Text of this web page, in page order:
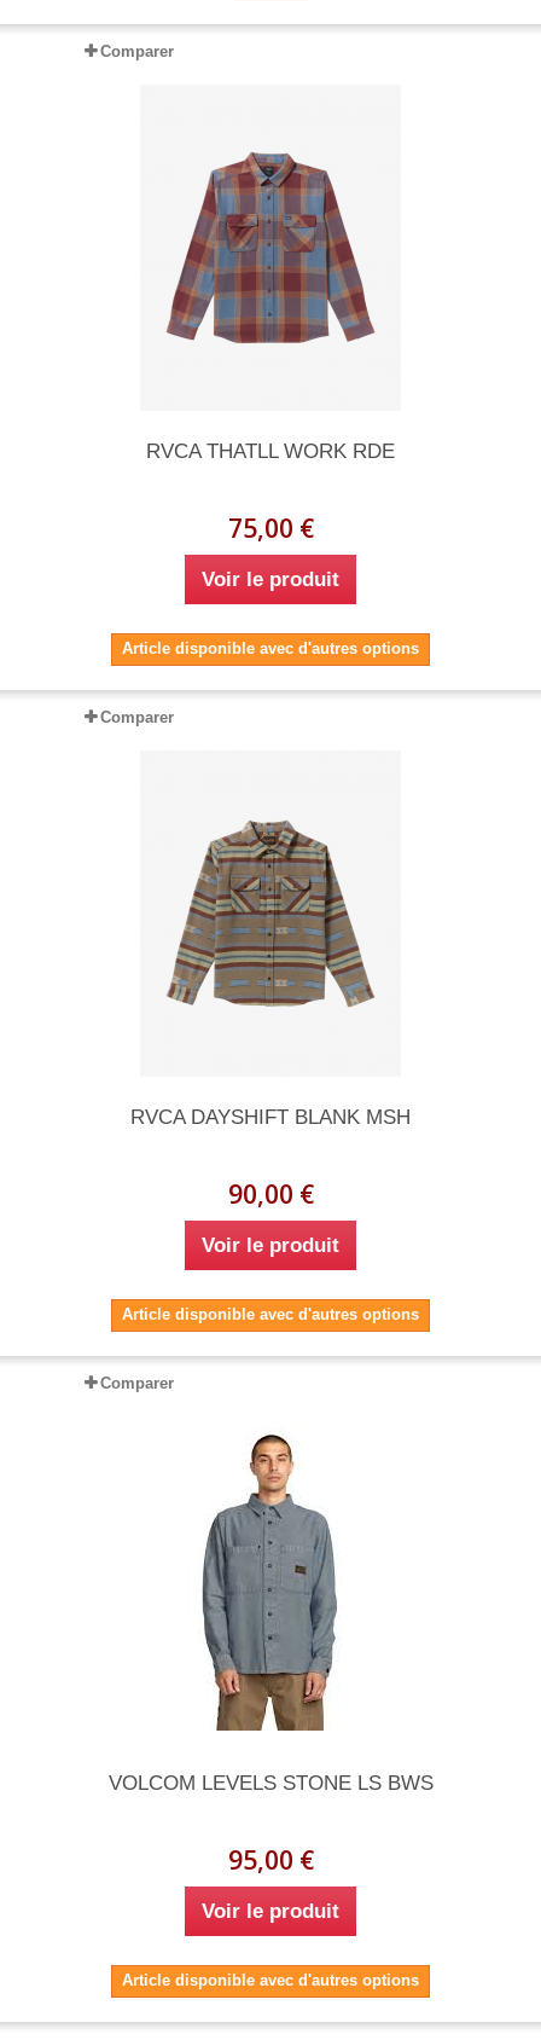
Comparer
RVCA THATLL WORK RDE
75,00 €
Voir le produit
Article disponible avec d'autres options
Comparer
RVCA DAYSHIFT BLANK MSH
90,00 €
Voir le produit
Article disponible avec d'autres options
Comparer
VOLCOM LEVELS STONE LS BWS
95,00 €
Voir le produit
Article disponible avec d'autres options